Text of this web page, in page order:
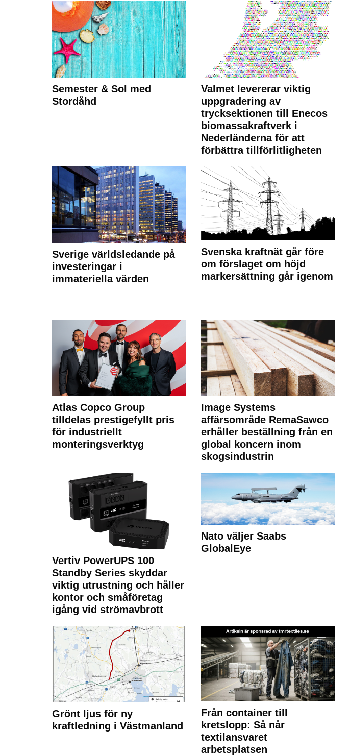
Semester & Sol med
Stordåhd
Valmet levererar viktig
uppgradering av
trycksektionen till Enecos
biomassakraftverk i
Nederländerna för att
förbättra tillförlitligheten
Sverige världsledande på
investeringar i
immateriella värden
Svenska kraftnät går före
om förslaget om höjd
markersättning går igenom
Atlas Copco Group
tilldelas prestigefyllt pris
för industriellt
monteringsverktyg
Image Systems
affärsområde RemaSawco
erhåller beställning från en
global koncern inom
skogsindustrin
Vertiv PowerUPS 100
Standby Series skyddar
viktig utrustning och håller
kontor och småföretag
igång vid strömavbrott
Nato väljer Saabs
GlobalEye
Grönt ljus för ny
kraftledning i Västmanland
Från container till
kretslopp: Så når
textilansvaret
arbetsplatsen